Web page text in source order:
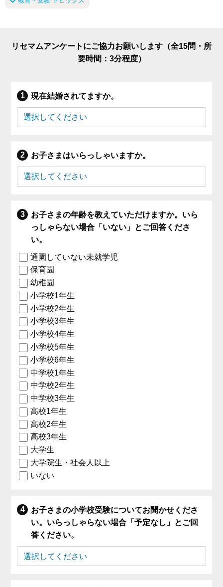
リセマムアンケートにご協力お願いします（全15問・所
要時間：3分程度）
現在結婚されてますか。
お子さまはいらっしゃいますか。
お子さまの年齢を教えていただけますか。いら
っしゃらない場合「いない」とご回答くださ
い。
通園していない未就学児
保育園
幼稚園
小学校1年生
小学校2年生
小学校3年生
小学校4年生
小学校5年生
小学校6年生
中学校1年生
中学校2年生
中学校3年生
高校1年生
高校2年生
高校3年生
大学生
大学院生・社会人以上
いない
お子さまの小学校受験についてお聞かせくださ
い。いらっしゃらない場合「予定なし」とご回
答ください。